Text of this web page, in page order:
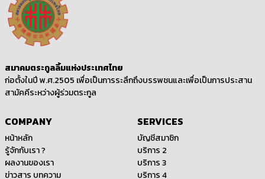
สมาคมตระกูลลิ้มแห่งประเทศไทย
ก่อตั้งในปี พ.ศ.2505 เพื่อเป็นการระลึกถึงบรรพชนและเพื่อเป็นการประสาน
สามัคคีระหว่างผู้ร่วมตระกูล
COMPANY
หน้าหลัก
รู้จักกับเรา ?
ผลงานของเรา
ข่าวสาร บทความ
SERVICES
บัญชีสมาชิก
บริการ 2
บริการ 3
บริการ 4